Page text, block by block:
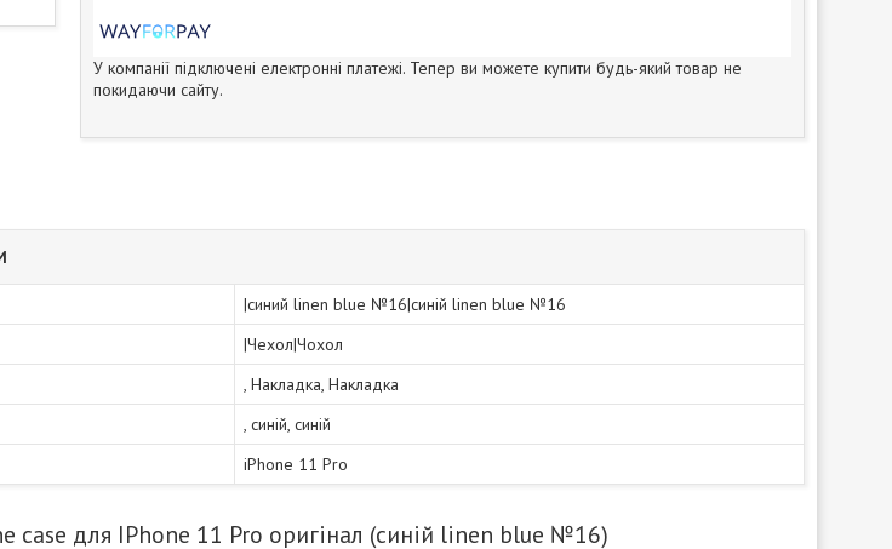
У компанії підключені електронні платежі. Тепер ви можете купити будь-який товар не
покидаючи сайту.
|синий linen blue №16|синій linen blue №16
|Чехол|Чохол
, Накладка, Накладка
, синій, синій
iPhone 11 Pro
case для IPhone 11 Pro оригінал (синій linen blue №16)